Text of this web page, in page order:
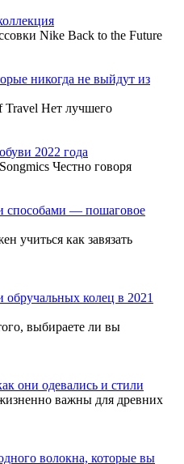
Nike Back to the Future
никогда не выйдут из
Нет лучшего
2022 года
Честно говоря
способами — пошаговое
учиться как завязать
обручальных колец в 2021
выбираете ли вы
они одевались и стили
важны для древних
волокна, которые вы